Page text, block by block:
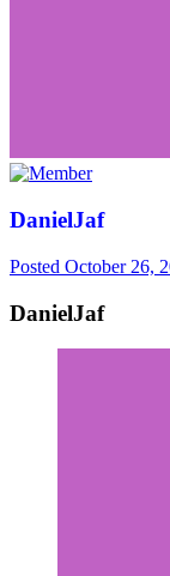
DanielJaf
Posted October 26,
DanielJaf